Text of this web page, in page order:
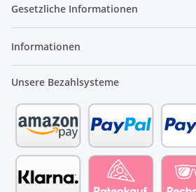
Gesetzliche Informationen
Informationen
Unsere Bezahlsysteme